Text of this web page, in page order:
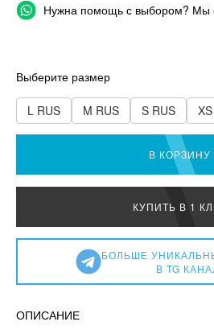
Нужна помощь с выбором? Мы
Выберите размер
L RUS M RUS S RUS
В КОРЗИНУ
КУПИТЬ В 1
БОЛЬШЕ
В TG
ОПИСАНИЕ